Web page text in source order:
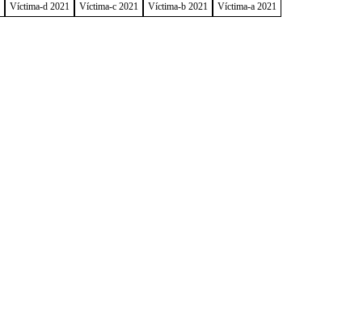
Víctima-d 2021 Víctima-c 2021 Víctima-b 2021 Víctima-a 2021